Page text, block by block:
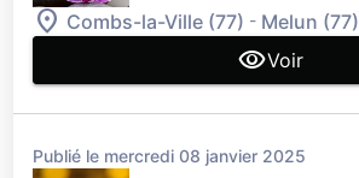
Combs-la-Ville (77) - Melun (77)
Voir
Publié le mercredi 08 janvier 2025